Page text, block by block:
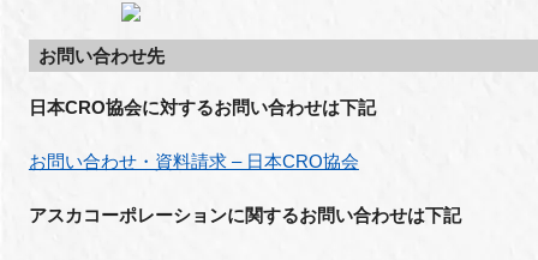
お問い合わせ先
日本CRO協会に対するお問い合わせは下記
お問い合わせ・資料請求 – 日本CRO協会
アスカコーポレーションに関するお問い合わせは下記